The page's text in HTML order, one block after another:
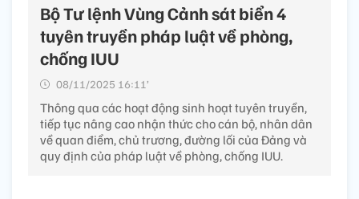
Bộ Tư lệnh Vùng Cảnh sát biển 4
tuyên truyền pháp luật về phòng,
chống IUU
08/11/2025 16:11’
Thông qua các hoạt động sinh hoạt tuyên truyền,
tiếp tục nâng cao nhận thức cho cán bộ, nhân dân
về quan điểm, chủ trương, đường lối của Đảng và
quy định của pháp luật về phòng, chống IUU.